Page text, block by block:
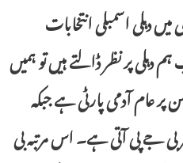
2020ء فروری میں دہلی اسمبلی انتخابات
پر نظر ڈالتے ہیں تو ہمیں
پر عام آدمی پارٹی ہے جبکہ
جے پی آتی ہے۔ اس مرتبہ بی